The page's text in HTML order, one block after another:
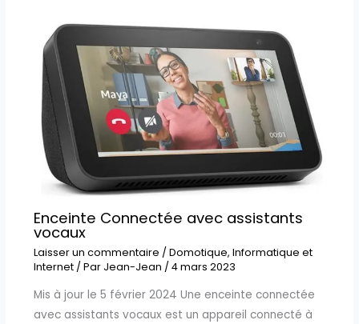
Enceinte Connectée avec assistants
vocaux
Laisser un commentaire / Domotique, Informatique et
Internet/ Par Jean-Jean / 4 mars 2023
Mis à jour le 5 février 2024 Une enceinte connectée
avec assistants vocaux est un appareil connecté à